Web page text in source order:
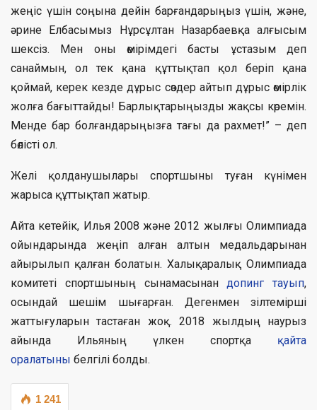
жеңіс үшін соңына дейін барғандарыңыз үшін, және,
әрине Елбасымыз Нұрсұлтан Назарбаевқа алғысым
шексіз. Мен оны өмірімдегі басты ұстазым деп
санаймын, ол тек қана құттықтап қол беріп қана
қоймай, керек кезде дұрыс сөздер айтып дұрыс өмірлік
жолға бағыттайды! Барлықтарыңызды жақсы көремін.
Менде бар болғандарыңызға тағы да рахмет!” – деп
бөлісті ол.
Желі қолданушылары спортшыны туған күнімен
жарыса құттықтап жатыр.
Айта кетейік, Илья 2008 және 2012 жылғы Олимпиада
ойындарында жеңіп алған алтын медальдарынан
айырылып қалған болатын. Халықаралық Олимпиада
комитеті спортшының сынамасынандопинг тауып,
осындай шешім шығарған. Дегенмен зілтемірші
жаттығуларын тастаған жоқ. 2018 жылдың наурыз
айында Ильяның үлкен спортқа қайта
оралатыны белгілі болды.
1 241